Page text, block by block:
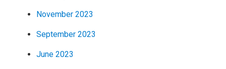
November 2023
September 2023
June 2023